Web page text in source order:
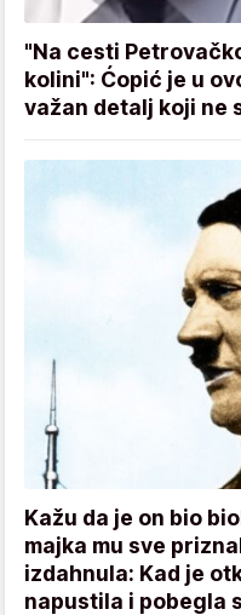
"Na cesti
kolini": Ćopić je u
važan detalj koji ne
Kažu da je on bio
majka mu sve
izdahnula: Kad je
napustila i pobegla